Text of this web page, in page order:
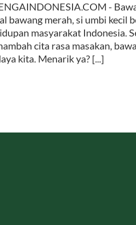
-
bawang merah, si umbi kecil
masyarakat Indonesia.
cita rasa masakan,
kita. Menarik ya? [...]